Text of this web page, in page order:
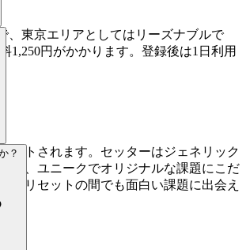
、東京エリアとしてはリーズナブルで
1,250円がかかります。登録後は1日利用
セットされます。セッターはジェネリック
く、ユニークでオリジナルな課題にこだ
ルリセットの間でも面白い課題に出会え
？